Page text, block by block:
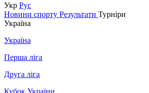
Укр Рус
Новини спорту Результати Турніри
Україна
Україна
Перша ліга
Друга ліга
Кубок України